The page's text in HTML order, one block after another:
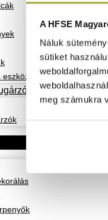
A HFSE
Náluk
sütiket
meg számukra